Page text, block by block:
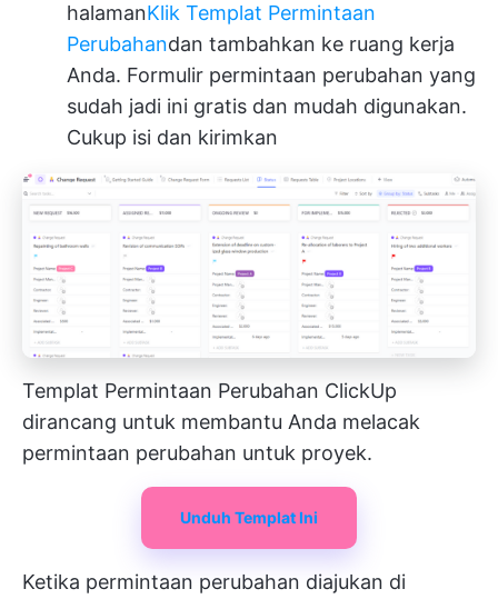
halamanKlik Templat Permintaan
Perubahandan tambahkan ke ruang kerja
Anda. Formulir permintaan perubahan yang
sudah jadi ini gratis dan mudah digunakan.
Cukup isi dan kirimkan
Templat Permintaan Perubahan ClickUp
dirancang untuk membantu Anda melacak
permintaan perubahan untuk proyek.
Unduh Templat Ini
Ketika permintaan perubahan diajukan di